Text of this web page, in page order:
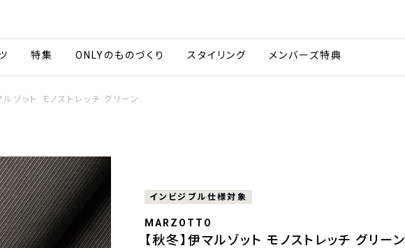
特集 ONLYのものづくり スタイリング メンバーズ特典
ルゾット モノストレッチ グリーン
インビジブル仕様対象
MARZOTTO
【秋冬】伊マルゾット モノストレッチ グリーン